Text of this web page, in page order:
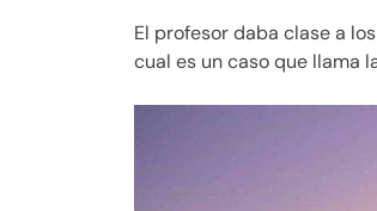
El profesor daba clase a
cual es un caso que llama